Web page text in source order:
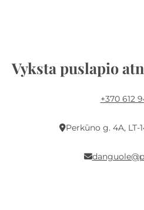
Vyksta puslapio
+370 612
Perkūno g. 4A, LT-